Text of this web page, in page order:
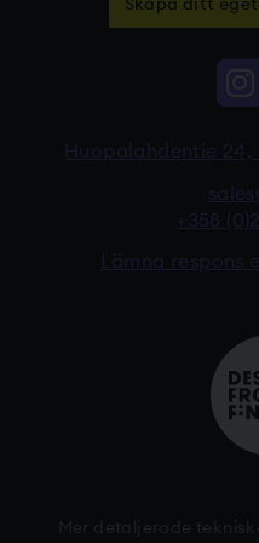
Huopalahdentie 24,
+358
Lämna respons